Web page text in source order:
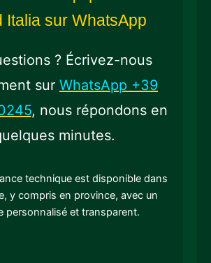
Italia sur WhatsApp
? Écrivez-nous
sur WhatsApp +39
, nous répondons en
minutes.
technique est disponible dans
y compris en province, avec un
personnalisé et transparent.